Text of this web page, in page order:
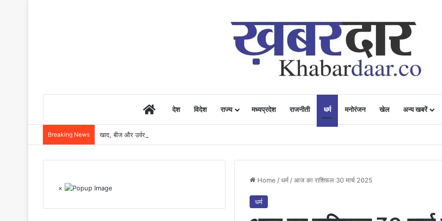
Homeदेश विदेश राज्य मध्यप्रदेश राजनीती धर्म मनोरंजन खेल अन्य खबरें
Breaking News खाद, बीज और उर्वरकों की समय पर उपलब्धता से किसानों में उत्साह, नैनो डीएपी और नैनो यूरिया बने किसानों के भरोसेमंद कृषि साथी…..
Home /धर्म /आज का राशिफल 30 मार्च 2025
धर्म
×